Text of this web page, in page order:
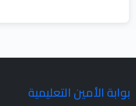
بوابة الأمين التعليمية